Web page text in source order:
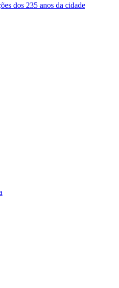
dos 235 anos da cidade